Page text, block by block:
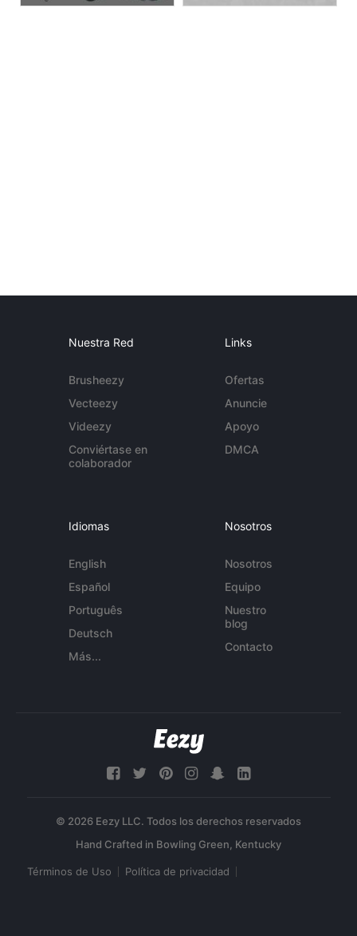
Nuestra Red
Brusheezy
Vecteezy
Videezy
Conviértase en
colaborador
Links
Ofertas
Anuncie
Apoyo
DMCA
Idiomas
English
Español
Português
Deutsch
Más...
Nosotros
Nosotros
Equipo
Nuestro
blog
Contacto
© 2026 Eezy LLC. Todos los derechos reservados
Términos de Uso Política de privacidad